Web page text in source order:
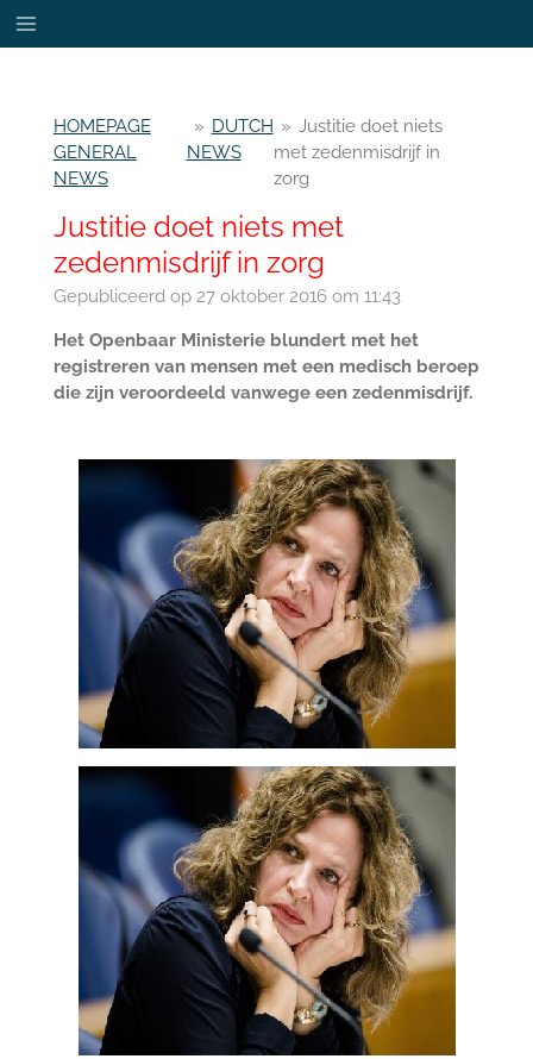
Ga
direct
hoofdinhoud
HOMEPAGE
GENERAL
NEWS
» DUTCH
NEWS
» Justitie doet niets
met zedenmisdrijf in
zorg
Justitie doet niets met
zedenmisdrijf in zorg
Gepubliceerd op 27 oktober 2016 om 11:43
Het Openbaar Ministerie blundert met het
registreren van mensen met een medisch beroep
die zijn veroordeeld vanwege een zedenmisdrijf.